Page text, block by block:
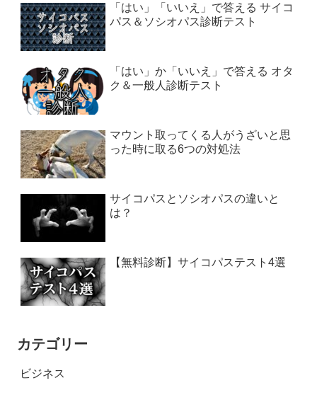
「はい」「いいえ」で答える サイコ
パス＆ソシオパス診断テスト
「はい」か「いいえ」で答える オタ
ク＆一般人診断テスト
マウント取ってくる人がうざいと思
った時に取る6つの対処法
サイコパスとソシオパスの違いと
は？
【無料診断】サイコパステスト4選
カテゴリー
ビジネス